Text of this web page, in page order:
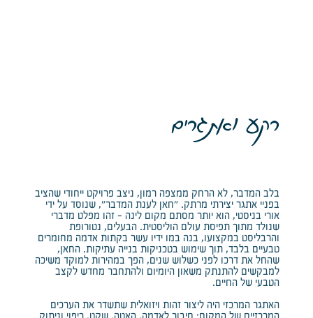
רקע ואתגרים
בלב המדבר, לא הרחק ממצפה רמון, ניצב פרויקט ייחודי שהציב
בפניי אתגר יצירתי מרתק. "חאן לענת המדבר", שנוסד על ידי
אורי בניסטי, הוא יותר מסתם מקום לינה - זהו מפלט מדברי
שנולד מתוך תפיסת עולם הוליסטית. הבעלים, נטורופת
והרבליסט במקצועו, בנה במו ידיו עשר בקתות אדמה מחומרים
טבעיים בלבד, תוך שימוש בטכניקות בנייה עתיקות. החאן,
שהחל את דרכו לפני כשלוש שנים, הפך במהירות למוקד משיכה
למבקשים להתנתק משאון היומיום ולהתחבר מחדש לקצב
הטבעי של החיים.
האתגר המרכזי היה ליצור זהות ויזואלית שתשדר את הערכים